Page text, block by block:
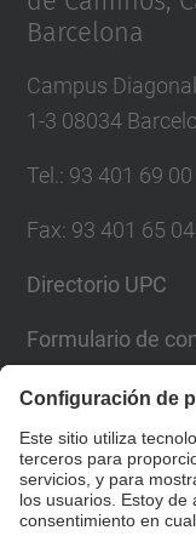
Barcelona
Campus
1-3 08034
Tel. : 93 401 69 00
Fax: 93 401 65 04
Directorio UPC
Formulario de
© UPCEscuela
Canales y Puertos de